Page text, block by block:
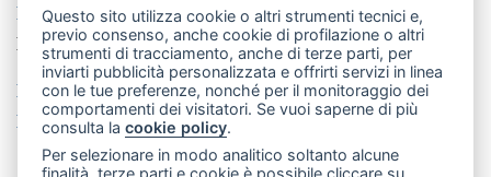
La redazione
MerateOnline CasateOnline
RSS
Made by VIP
Privacy policy
Cookie policy
Rivedi le tue scelte sui cookie
Questo sito utilizza cookie o altri strumenti tecnici e,
previo consenso, anche cookie di profilazione o altri
strumenti di tracciamento, anche di terze parti, per
inviarti pubblicità personalizzata e offrirti servizi in linea
con le tue preferenze, nonché per il monitoraggio dei
comportamenti dei visitatori. Se vuoi saperne di più
consulta lacookie policy.
Per selezionare in modo analitico soltanto alcune